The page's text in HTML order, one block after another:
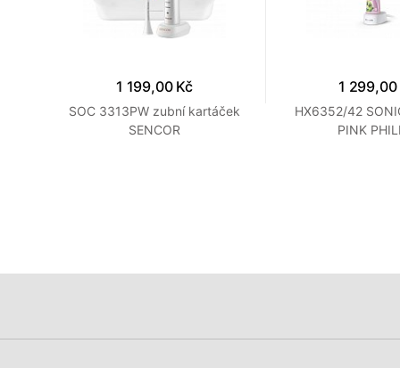
1 199,00 Kč
SOC 3313PW zubní kartáček
SENCOR
1 299,00
HX6352/42
PINK